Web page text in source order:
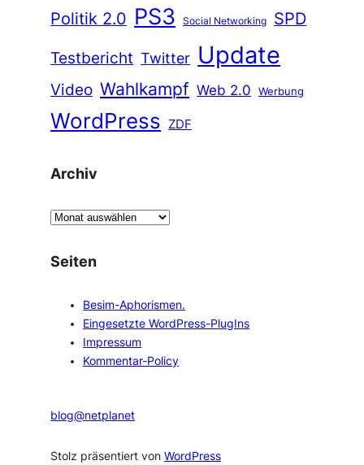
Politik 2.0 PS3 Social Networking
SPD
Testbericht Twitter Update
Video Wahlkampf Web 2.0 Werbung
WordPress ZDF
Archiv
A
c
Seiten
Besim-Aphorismen.
Eingesetzte WordPress-PlugIns
Impressum
Kommentar-Policy
blog@netplanet
Stolz präsentiert vonWordPress